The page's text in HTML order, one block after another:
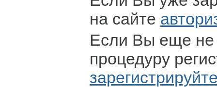
на сайте
Если Вы еще не
процедуру